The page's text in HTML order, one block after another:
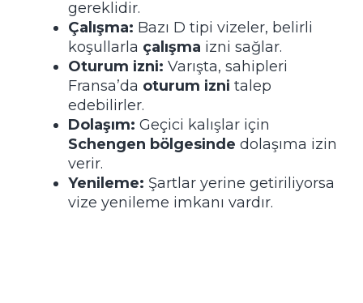
gereklidir.
Çalışma: Bazı D tipi vizeler, belirli
koşullarla çalışma izni sağlar.
Oturum izni: Varışta, sahipleri
Fransa’da oturum izni talep
edebilirler.
Dolaşım: Geçici kalışlar için
Schengen bölgesinde dolaşıma izin
verir.
Yenileme: Şartlar yerine getiriliyorsa
vize yenileme imkanı vardır.